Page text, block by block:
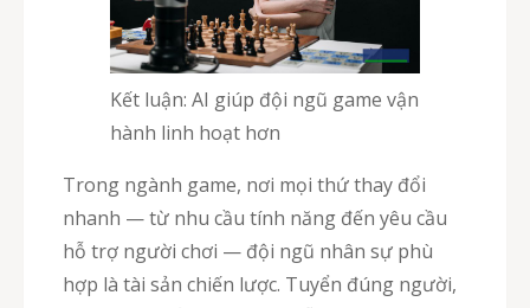
Kết luận: AI giúp đội ngũ game vận
hành linh hoạt hơn
Trong ngành game, nơi mọi thứ thay đổi
nhanh — từ nhu cầu tính năng đến yêu cầu
hỗ trợ người chơi — đội ngũ nhân sự phù
hợp là tài sản chiến lược. Tuyển đúng người,